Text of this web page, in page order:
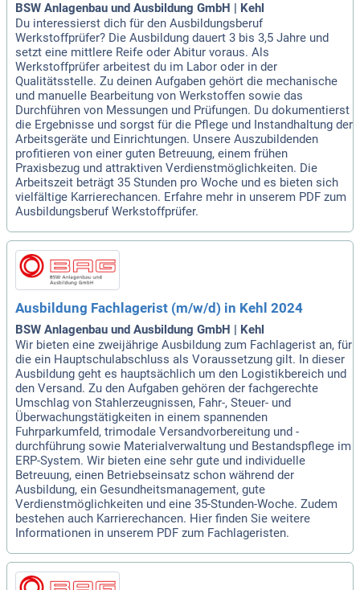
BSW Anlagenbau und Ausbildung GmbH | Kehl
Du interessierst dich für den Ausbildungsberuf
Werkstoffprüfer? Die Ausbildung dauert 3 bis 3,5 Jahre und
setzt eine mittlere Reife oder Abitur voraus. Als
Werkstoffprüfer arbeitest du im Labor oder in der
Qualitätsstelle. Zu deinen Aufgaben gehört die mechanische
und manuelle Bearbeitung von Werkstoffen sowie das
Durchführen von Messungen und Prüfungen. Du dokumentierst
die Ergebnisse und sorgst für die Pflege und Instandhaltung der
Arbeitsgeräte und Einrichtungen. Unsere Auszubildenden
profitieren von einer guten Betreuung, einem frühen
Praxisbezug und attraktiven Verdienstmöglichkeiten. Die
Arbeitszeit beträgt 35 Stunden pro Woche und es bieten sich
vielfältige Karrierechancen. Erfahre mehr in unserem PDF zum
Ausbildungsberuf Werkstoffprüfer.
Ausbildung Fachlagerist (m/w/d) in Kehl 2024
BSW Anlagenbau und Ausbildung GmbH | Kehl
Wir bieten eine zweijährige Ausbildung zum Fachlagerist an, für
die ein Hauptschulabschluss als Voraussetzung gilt. In dieser
Ausbildung geht es hauptsächlich um den Logistikbereich und
den Versand. Zu den Aufgaben gehören der fachgerechte
Umschlag von Stahlerzeugnissen, Fahr-, Steuer- und
Überwachungstätigkeiten in einem spannenden
Fuhrparkumfeld, trimodale Versandvorbereitung und -
durchführung sowie Materialverwaltung und Bestandspflege im
ERP-System. Wir bieten eine sehr gute und individuelle
Betreuung, einen Betriebseinsatz schon während der
Ausbildung, ein Gesundheitsmanagement, gute
Verdienstmöglichkeiten und eine 35-Stunden-Woche. Zudem
bestehen auch Karrierechancen. Hier finden Sie weitere
Informationen in unserem PDF zum Fachlageristen.